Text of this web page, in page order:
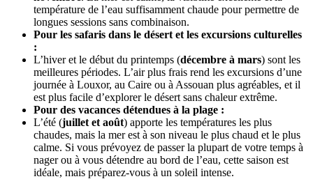
température de l’eau suffisamment chaude pour permettre de
longues sessions sans combinaison.
Pour les safaris dans le désert et les excursions culturelles
:
L’hiver et le début du printemps (décembre à mars) sont les
meilleures périodes. L’air plus frais rend les excursions d’une
journée à Louxor, au Caire ou à Assouan plus agréables, et il
est plus facile d’explorer le désert sans chaleur extrême.
Pour des vacances détendues à la plage :
L’été (juillet et août) apporte les températures les plus
chaudes, mais la mer est à son niveau le plus chaud et le plus
calme. Si vous prévoyez de passer la plupart de votre temps à
nager ou à vous détendre au bord de l’eau, cette saison est
idéale, mais préparez-vous à un soleil intense.